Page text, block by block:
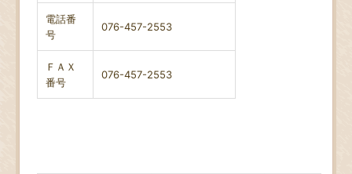
電話番
号
076-457-2553
ＦＡＸ
番号
076-457-2553